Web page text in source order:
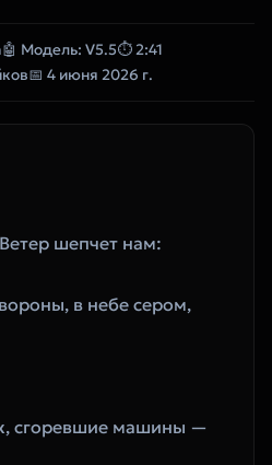
🤖 Модель: V5.5⏱ 2:41
📅 4 июня 2026 г.
шепчет нам:
в небе сером,
сгоревшие машины —